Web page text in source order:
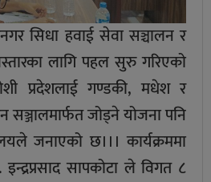
सिधा हवाई सेवा सञ्चालन र
लागि पहल सुरु गरिएको
प्रदेशलाई गण्डकी, मधेश र
सञ्जालमार्फत जोड्ने योजना पनि
जनाएको छ।।। कार्यक्रममा
सापकोटा ले विगत ८